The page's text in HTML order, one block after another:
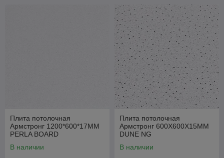
Плита потолочная
Армстронг 1200*600*17ММ
PERLA BOARD
В наличии
Плита потолочная
Армстронг 600Х600Х15ММ
DUNE NG
В наличии